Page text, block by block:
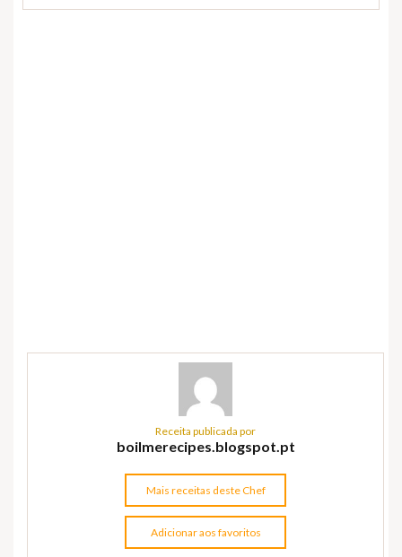
Receita publicada por
boilmerecipes.blogspot.pt
Mais receitas deste Chef
Adicionar aos favoritos